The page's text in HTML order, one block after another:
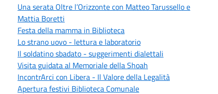
Una serata Oltre l’Orizzonte con Matteo Tarussello e
Mattia Boretti
Festa della mamma in Biblioteca
Lo strano uovo - lettura e laboratorio
Il soldatino sbadato - suggerimenti dialettali
Visita guidata al Memoriale della Shoah
IncontrArci con Libera - Il Valore della Legalità
Apertura festivi Biblioteca Comunale